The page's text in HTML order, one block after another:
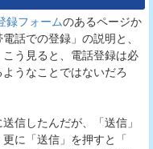
録フォームのあるページか
話での登録」の説明と、
う見ると、電話登録は必
うなことではないだろ
信したんだが、「送信」
に「送信」を押すと「